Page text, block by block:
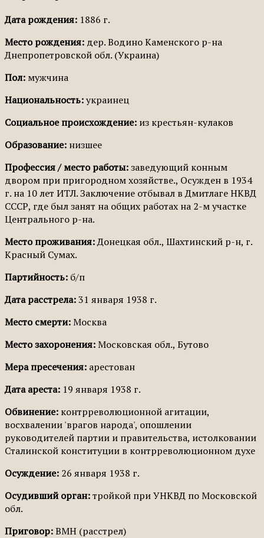
Дата рождения: 1886 г.
Место рождения: дер. Водино Каменского р-на
Днепропетровской обл. (Украина)
Пол: мужчина
Национальность:украинец
Социальное происхождение: из крестьян-кулаков
Образование: низшее
Профессия / место работы:заведующий конным
двором при пригородном хозяйстве., Осужден в 1934
г. на 10 лет ИТЛ. Заключение отбывал в Дмитлаге НКВД
СССР, где был занят на общих работах на 2-м участке
Центрального р-на.
Место проживания:Донецкая обл., Шахтинский р-н, г.
Красный Сумах.
Партийность: б/п
Дата расстрела:31 января 1938 г.
Место смерти:Москва
Место захоронения:Московская обл., Бутово
Мера пресечения: арестован
Дата ареста: 19 января 1938 г.
Обвинение: контрреволюционной агитации,
восхвалении 'врагов народа', опошлении
руководителей партии и правительства, истолковании
Сталинской конституции в контрреволюционном духе
Осуждение: 26 января 1938 г.
Осудивший орган:тройкой при УНКВД по Московской
обл.
Приговор:ВМН (расстрел)